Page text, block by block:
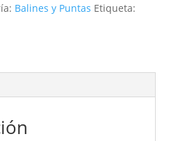
Balines y Puntas Etiqueta: